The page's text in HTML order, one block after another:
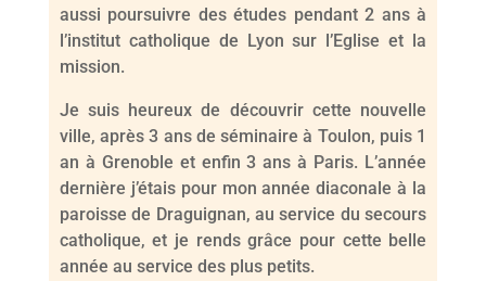
aussi poursuivre des études pendant 2 ans à
l’institut catholique de Lyon sur l’Eglise et la
mission.
Je suis heureux de découvrir cette nouvelle
ville, après 3 ans de séminaire à Toulon, puis 1
an à Grenoble et enfin 3 ans à Paris. L’année
dernière j’étais pour mon année diaconale à la
paroisse de Draguignan, au service du secours
catholique, et je rends grâce pour cette belle
année au service des plus petits.